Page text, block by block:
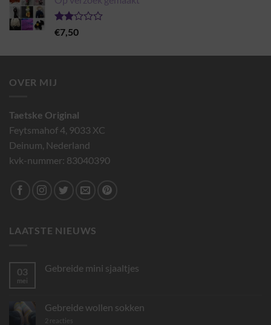
tot
Gewaardeerd
2.00
€7,50
OVER MIJ
Taetske Original
Feytsmahof 4, 9033 XC
Deinum, Nederland
kvk-nummer: 83040390
LAATSTE NIEUWS
03
mei
Gebreide mini sjaaltjes
Gebreide
mini
sjaaltjes
Gebreide wollen sokken
2 reacties